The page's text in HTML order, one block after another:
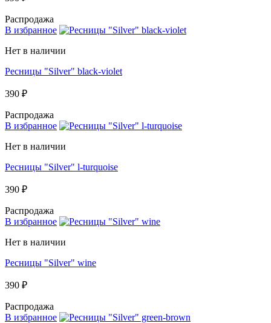
Распродажа
В избранное
Нет в наличии
Ресницы "Silver" black-violet
390 ₽
Распродажа
В избранное
Нет в наличии
Ресницы "Silver" l-turquoise
390 ₽
Распродажа
В избранное
Нет в наличии
Ресницы "Silver" wine
390 ₽
Распродажа
В избранное